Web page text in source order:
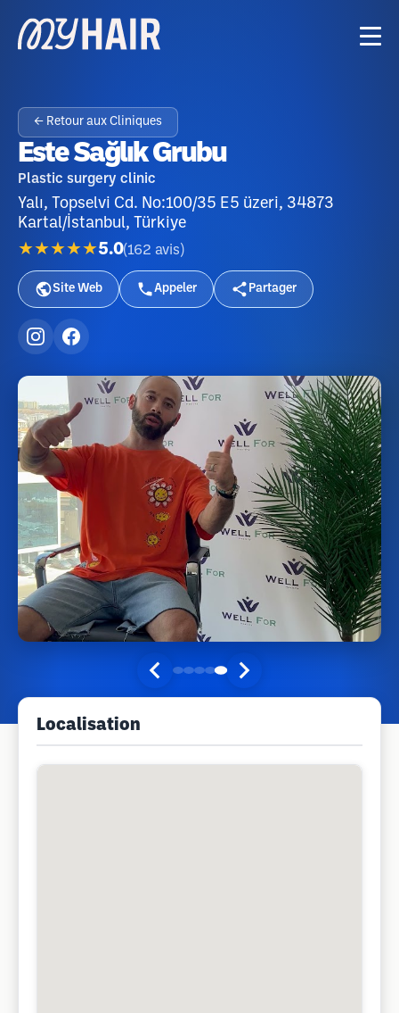
← Retour aux Cliniques
Este Sağlık Grubu
Plastic surgery clinic
Yalı, Topselvi Cd. No:100/35 E5 üzeri, 34873
Kartal/İstanbul, Türkiye
★★★★★5.0(162 avis )
Site Web Appeler Partager
Localisation